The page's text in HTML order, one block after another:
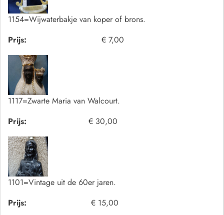
1154=Wijwaterbakje van koper of brons.
Prijs:
€ 7,00
1117=Zwarte Maria van Walcourt.
Prijs:
€ 30,00
1101=Vintage uit de 60er jaren.
Prijs:
€ 15,00